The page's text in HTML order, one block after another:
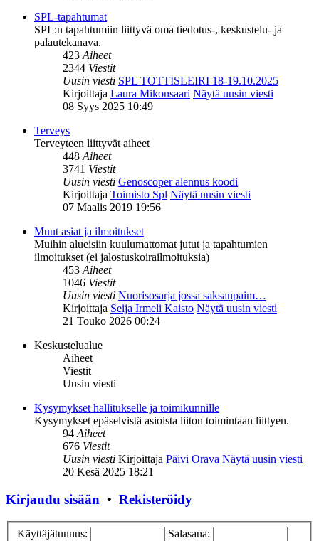
SPL-tapahtumat
SPL:n tapahtumiin liittyvä oma tiedotus-, keskustelu- ja
palautekanava.
423Aiheet
2344 Viestit
Uusin viesti SPL TOTTISLEIRI 18-19.10.2025
Kirjoittaja Laura Mikonsaari Näytä uusin viesti
08 Syys 2025 10:49
Terveys
Terveyteen liittyvät aiheet
448Aiheet
3741 Viestit
Uusin viesti Genoscoper alennus koodi
Kirjoittaja Toimisto Spl Näytä uusin viesti
07 Maalis 2019 19:56
Muut asiat ja ilmoitukset
Muihin alueisiin kuulumattomat jutut ja tapahtumien
ilmoitukset (ei jalostuskoirailmoituksia)
453Aiheet
1046 Viestit
Uusin viesti Nuorisosarja jossa saksanpaim…
Kirjoittaja Seija Irmeli Kaisto Näytä uusin viesti
21 Touko 2026 00:24
Keskustelualue
Aiheet
Viestit
Uusin viesti
Kysymykset hallitukselle ja toimikunnille
Kysymykset epäselvistä asioista liiton toimintaan liittyen.
94Aiheet
676 Viestit
Uusin viesti Kirjoittaja Päivi Orava Näytä uusin viesti
20 Kesä 2025 18:21
Kirjaudu sisään • Rekisteröidy
Käyttäjätunnus: Salasana: